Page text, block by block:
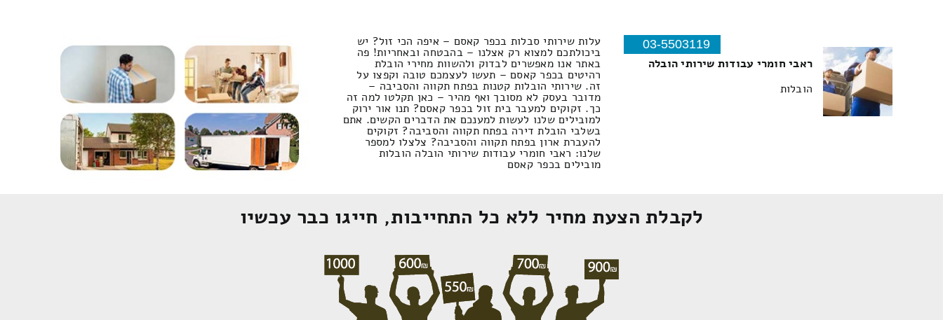
03-5503119
ראבי חומרי עבודות שירותי הובלה
הובלות
עלות שירותי סבלות בכפר קאסם – איפה הכי זול? יש
ביכולתכם למצוא רק אצלנו – בהבטחה ובאחריות! פה
באתר אנו מאפשרים לבדוק ולהשוות מחירי הובלת
רהיטים בכפר קאסם – תעשו לעצמכם טובה וקפצו על
זה. שירותי הובלות קטנות בפתח תקווה והסביבה –
מדובר בעסק לא מסובך ואף מהיר – כאן תקלטו למה זה
כך. זקוקים למעבר בית זול בכפר קאסם? תנו אור ירוק
למובילים שלנו לעשות למענכם את הדברים הקשים. אתם
בשלבי הובלת דירה בפתח תקווה והסביבה? זקוקים
להעברת ארון בפתח תקווה והסביבה? צלצלו למספר
שלנו: ראבי חומרי עבודות שירותי הובלה הובלות
מובילים בכפר קאסם
לקבלת הצעת מחיר ללא כל התחייבות, חייגו כבר עכשיו